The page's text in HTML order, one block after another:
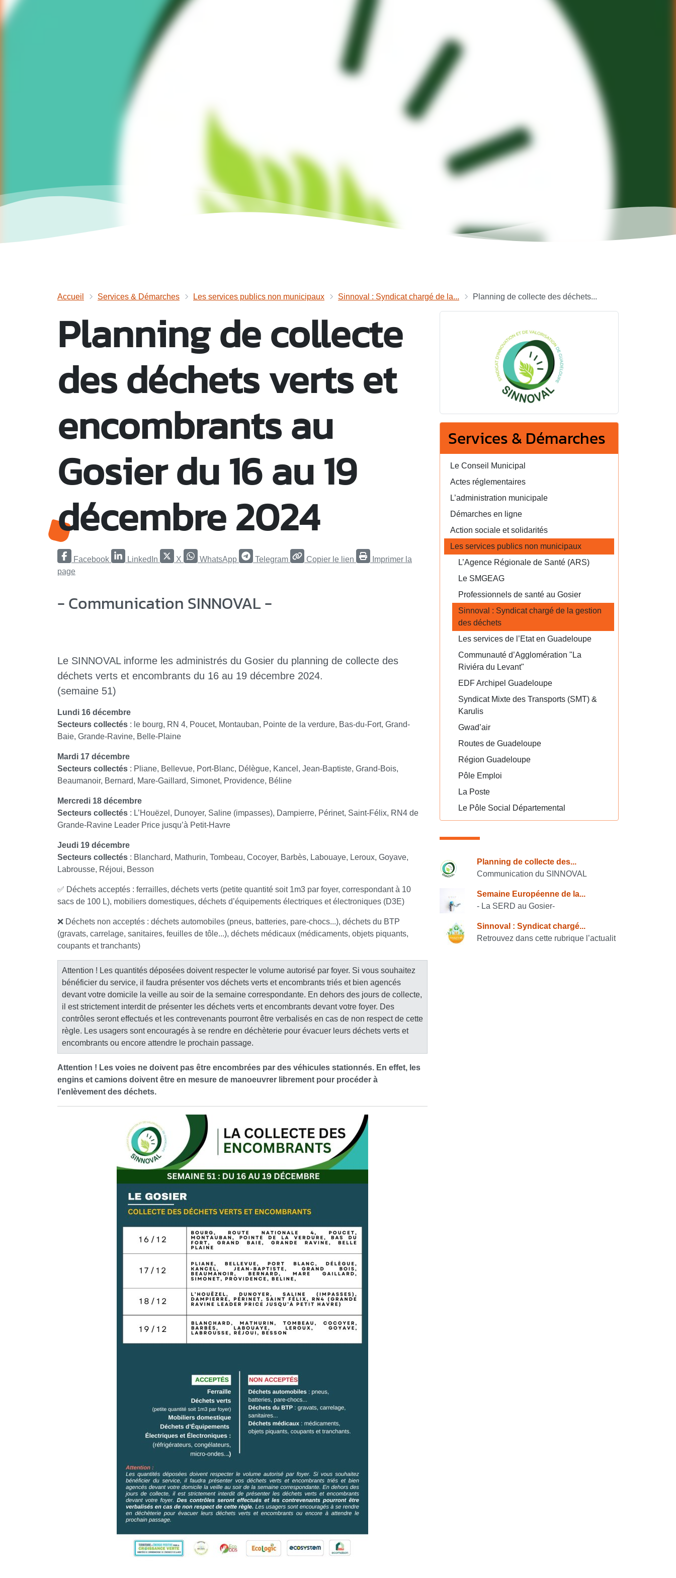
Accueil Services & Démarches Les services publics non municipaux Sinnoval : Syndicat chargé de la... Planning de collecte des déchets...
Planning de collecte
des déchets verts et
encombrants au
Gosier du 16 au 19
décembre 2024
Facebook LinkedIn X WhatsApp Telegram Copier le lien
Imprimer la
page
- Communication SINNOVAL -
Le SINNOVAL informe les administrés du Gosier du planning de collecte des
déchets verts et encombrants du 16 au 19 décembre 2024.
(semaine 51)
Lundi 16 décembre
Secteurs collectés : le bourg, RN 4, Poucet, Montauban, Pointe de la verdure, Bas-du-Fort, Grand-
Baie, Grande-Ravine, Belle-Plaine
Mardi 17 décembre
Secteurs collectés : Pliane, Bellevue, Port-Blanc, Délègue, Kancel, Jean-Baptiste, Grand-Bois,
Beaumanoir, Bernard, Mare-Gaillard, Simonet, Providence, Béline
Mercredi 18 décembre
Secteurs collectés : L’Houëzel, Dunoyer, Saline (impasses), Dampierre, Périnet, Saint-Félix, RN4 de
Grande-Ravine Leader Price jusqu’à Petit-Havre
Jeudi 19 décembre
Secteurs collectés : Blanchard, Mathurin, Tombeau, Cocoyer, Barbès, Labouaye, Leroux, Goyave,
Labrousse, Réjoui, Besson
✅ Déchets acceptés : ferrailles, déchets verts (petite quantité soit 1m3 par foyer, correspondant à 10
sacs de 100 L), mobiliers domestiques, déchets d’équipements électriques et électroniques (D3E)
❌ Déchets non acceptés : déchets automobiles (pneus, batteries, pare-chocs...), déchets du BTP
(gravats, carrelage, sanitaires, feuilles de tôle...), déchets médicaux (médicaments, objets piquants,
coupants et tranchants)
Attention ! Les quantités déposées doivent respecter le volume autorisé par foyer. Si vous souhaitez
bénéficier du service, il faudra présenter vos déchets verts et encombrants triés et bien agencés
devant votre domicile la veille au soir de la semaine correspondante. En dehors des jours de collecte,
il est strictement interdit de présenter les déchets verts et encombrants devant votre foyer. Des
contrôles seront effectués et les contrevenants pourront être verbalisés en cas de non respect de cette
règle. Les usagers sont encouragés à se rendre en déchèterie pour évacuer leurs déchets verts et
encombrants ou encore attendre le prochain passage.
Attention ! Les voies ne doivent pas être encombrées par des véhicules stationnés. En effet, les
engins et camions doivent être en mesure de manoeuvrer librement pour procéder à
l’enlèvement des déchets.
Services & Démarches
Le Conseil Municipal
Actes réglementaires
L’administration municipale
Démarches en ligne
Action sociale et solidarités
Les services publics non municipaux
L’Agence Régionale de Santé (ARS)
Le SMGEAG
Professionnels de santé au Gosier
Sinnoval : Syndicat chargé de la gestion
des déchets
Les services de l’Etat en Guadeloupe
Communauté d’Agglomération "La
Riviéra du Levant"
EDF Archipel Guadeloupe
Syndicat Mixte des Transports (SMT) &
Karulis
Gwad’air
Routes de Guadeloupe
Région Guadeloupe
Pôle Emploi
La Poste
Le Pôle Social Départemental
Consulter également
Planning de collecte des...
Communication du SINNOVAL
Semaine Européenne de la...
- La SERD au Gosier-
Sinnoval : Syndicat chargé...
Retrouvez dans cette rubrique l’actualit